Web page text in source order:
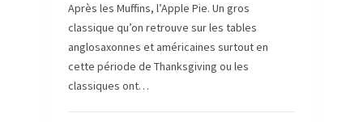
Après les Muffins, l’Apple Pie. Un gros
classique qu’on retrouve sur les tables
anglosaxonnes et américaines surtout en
cette période de Thanksgiving ou les
classiques ont…